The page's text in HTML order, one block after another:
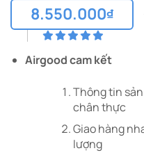
Giá
gốc
là:
11.260.000₫.
8.550.000₫
Giá
hiện
tại
là:
8.550.000₫.
Airgood cam kết
Thông tin
chân thực
Giao hàng
lượng